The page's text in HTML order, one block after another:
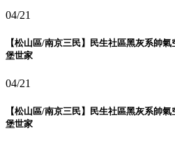
04/21
【松山區/南京三民】民生社區黑灰系帥
堡世家
04/21
【松山區/南京三民】民生社區黑灰系帥
堡世家